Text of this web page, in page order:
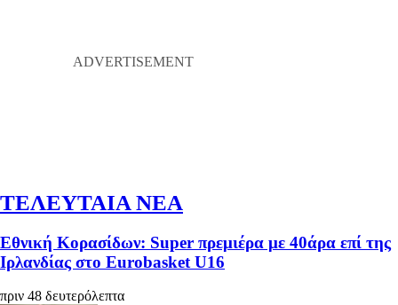
ΤΕΛΕΥΤΑΙΑ ΝΕΑ
Εθνική Κορασίδων: Super πρεμιέρα με 40άρα επί της
Ιρλανδίας στο Eurobasket U16
πριν 48 δευτερόλεπτα